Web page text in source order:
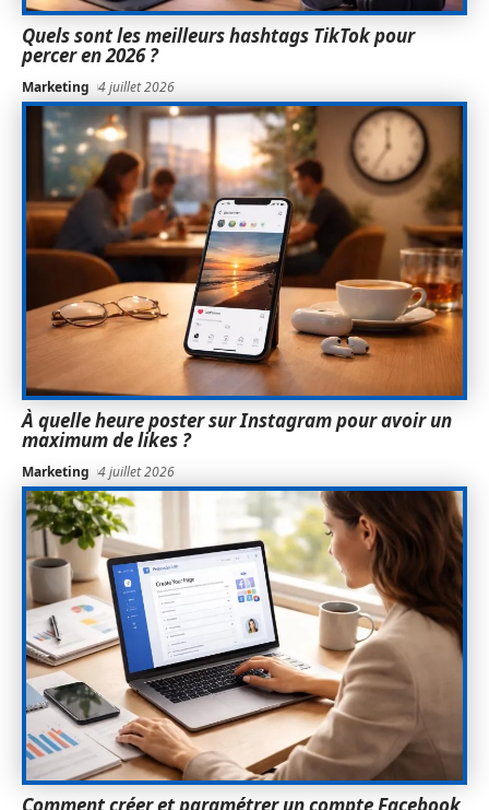
Quels sont les meilleurs hashtags TikTok pour
percer en 2026 ?
Marketing 4 juillet 2026
À quelle heure poster sur Instagram pour avoir un
maximum de likes ?
Marketing 4 juillet 2026